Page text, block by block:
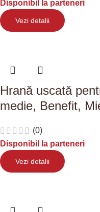
Disponibil la parteneri
Vezi detalii
Hrană uscată
medie, Benefit,
(0)
Disponibil la parteneri
Vezi detalii